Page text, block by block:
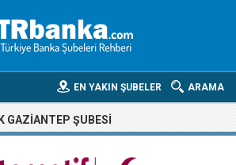
ARAMA
EN YAKIN ŞUBELER
GAZIANTEP ŞUBESI